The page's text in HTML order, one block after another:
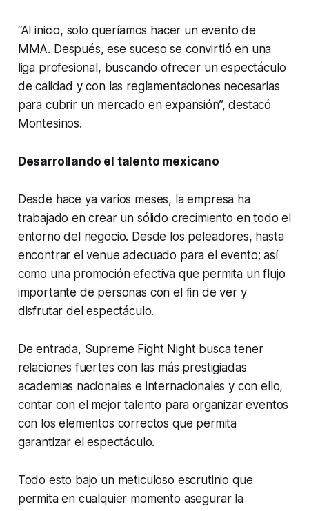
“Al inicio, solo queríamos hacer un evento de
MMA. Después, ese suceso se convirtió en una
liga profesional, buscando ofrecer un espectáculo
de calidad y con las reglamentaciones necesarias
para cubrir un mercado en expansión”, destacó
Montesinos.
Desarrollando el talento mexicano
Desde hace ya varios meses, la empresa ha
trabajado en crear un sólido crecimiento en todo el
entorno del negocio. Desde los peleadores, hasta
encontrar el venue adecuado para el evento; así
como una promoción efectiva que permita un flujo
importante de personas con el fin de ver y
disfrutar del espectáculo.
De entrada, Supreme Fight Night busca tener
relaciones fuertes con las más prestigiadas
academias nacionales e internacionales y con ello,
contar con el mejor talento para organizar eventos
con los elementos correctos que permita
garantizar el espectáculo.
Todo esto bajo un meticuloso escrutinio que
permita en cualquier momento asegurar la